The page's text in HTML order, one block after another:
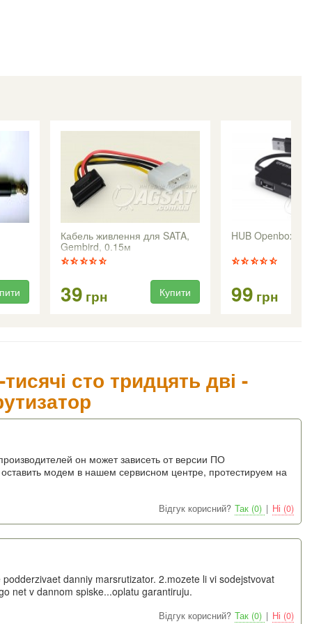
Кабель живлення для SATA,
Gembird, 0.15м
39 грн Купити
HUB Openbox
99 грн
сто тридцять дві -
он может зависеть от версии ПО
модем в нашем сервисном центре, протестируем на
Відгук корисний? Так (0) | Ні (0)
danniy marsrutizator. 2.mozete li vi sodejstvovat
net v dannom spiske...oplatu garantiruju.
Відгук корисний? Так (0) | Ні (0)